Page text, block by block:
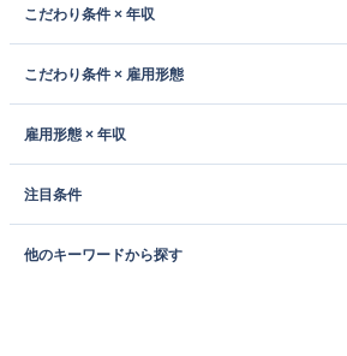
こだわり条件 × 年収
こだわり条件 × 雇用形態
雇用形態 × 年収
注目条件
他のキーワードから探す